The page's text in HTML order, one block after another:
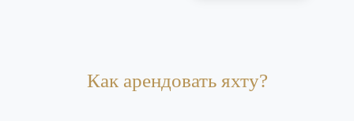
Как арендовать яхту?